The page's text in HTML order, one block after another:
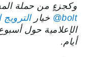
وكجزءٍ من حملة
‎@bolt خيار
الإعلامية حول
أيام.